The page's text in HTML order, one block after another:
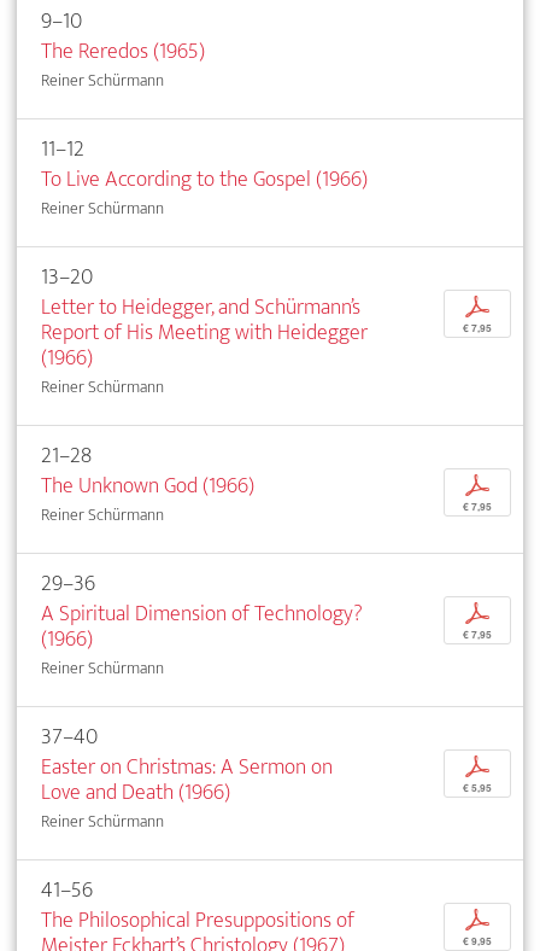
9–10
The Reredos (1965)
Reiner Schürmann
11–12
To Live According to the Gospel (1966)
Reiner Schürmann
13–20
Letter to Heidegger, and Schürmann’s
Report of His Meeting with Heidegger
(1966)
Reiner Schürmann
p
€ 7,95
21–28
The Unknown God (1966)
Reiner Schürmann
p
€ 7,95
29–36
A Spiritual Dimension of Technology?
(1966)
Reiner Schürmann
p
€ 7,95
37–40
Easter on Christmas: A Sermon on
Love and Death (1966)
Reiner Schürmann
p
€ 5,95
41–56
The Philosophical Presuppositions of
p
€ 9,95